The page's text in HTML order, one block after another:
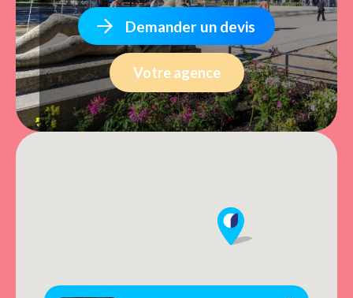
Demander un devis
Votre agence